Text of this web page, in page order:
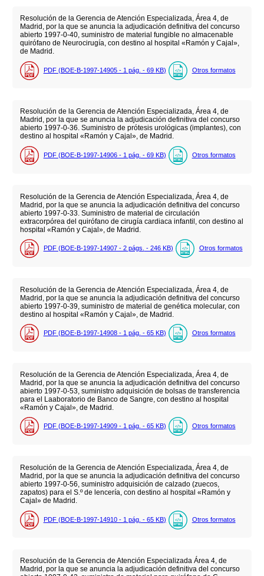
Resolución de la Gerencia de Atención Especializada, Área 4, de
Madrid, por la que se anuncia la adjudicación definitiva del concurso
abierto 1997-0-40, suministro de material fungible no almacenable
quirófano de Neurocirugía, con destino al hospital «Ramón y Cajal»,
de Madrid.
PDF (BOE-B-1997-14905 - 1 pág. - 69 KB) Otros formatos
Resolución de la Gerencia de Atención Especializada, Área 4, de
Madrid, por la que se anuncia la adjudicación definitiva del concurso
abierto 1997-0-36. Suministro de prótesis urológicas (implantes), con
destino al hospital «Ramón y Cajal», de Madrid.
PDF (BOE-B-1997-14906 - 1 pág. - 69 KB) Otros formatos
Resolución de la Gerencia de Atención Especializada, Área 4, de
Madrid, por la que se anuncia la adjudicación definitiva del concurso
abierto 1997-0-33. Suministro de material de circulación
extracorpórea del quirófano de cirugía cardiaca infantil, con destino al
hospital «Ramón y Cajal», de Madrid.
PDF (BOE-B-1997-14907 - 2 págs. - 246 KB) Otros formatos
Resolución de la Gerencia de Atención Especializada, Área 4, de
Madrid, por la que se anuncia la adjudicación definitiva del concurso
abierto 1997-0-39, suministro de material de genética molecular, con
destino al hospital «Ramón y Cajal», de Madrid.
PDF (BOE-B-1997-14908 - 1 pág. - 65 KB) Otros formatos
Resolución de la Gerencia de Atención Especializada, Área 4, de
Madrid, por la que se anuncia la adjudicación definitiva del concurso
abierto 1997-0-53, suministro adquisición de bolsas de transferencia
para el Laaboratorio de Banco de Sangre, con destino al hospital
«Ramón y Cajal», de Madrid.
PDF (BOE-B-1997-14909 - 1 pág. - 65 KB) Otros formatos
Resolución de la Gerencia de Atención Especializada, Área 4, de
Madrid, por la que se anuncia la adjudicación definitiva del concurso
abierto 1997-0-56, suministro adquisición de calzado (zuecos,
zapatos) para el S.º de lencería, con destino al hospital «Ramón y
Cajal» de Madrid.
PDF (BOE-B-1997-14910 - 1 pág. - 65 KB) Otros formatos
Resolución de la Gerencia de Atención Especializada Área 4, de
Madrid, por la que se anuncia la adjudicación definitiva del concurso